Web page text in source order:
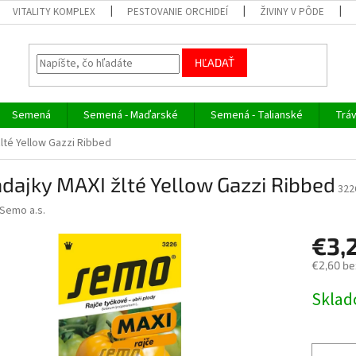
VITALITY KOMPLEX PESTOVANIE ORCHIDEÍ ŽIVINY V PÔDE
HĽADAŤ
Semená Semená - Maďarské Semená - Talianské
Yellow Gazzi Ribbed
MAXI žlté Yellow Gazzi Ribbed
Semo a.s.
€2,60
cena: